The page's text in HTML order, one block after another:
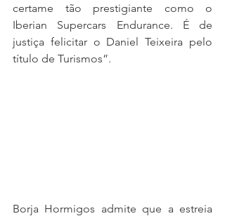
certame tão prestigiante como o
Iberian Supercars Endurance. É de
justiça felicitar o Daniel Teixeira pelo
título de Turismos”.
Borja Hormigos admite que a estreia